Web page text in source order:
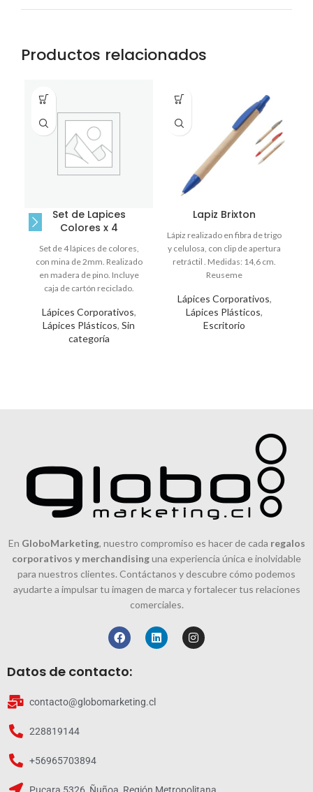
Productos relacionados
Set de Lapices
Colores x 4
Lápices Corporativos,
Lápices Plásticos, Sin
categoría
Set de 4 lápices de colores,
con mina de 2mm. Realizado
en madera de pino. Incluye
caja de cartón reciclado.
Lapiz Brixton
Lápices Corporativos,
Lápices Plásticos,
Escritorio
Lápiz realizado en fibra de trigo
y celulosa, con clip de apertura
retráctil . Medidas: 14,6 cm.
Reuseme
En GloboMarketing, nuestro compromiso es hacer de cada regalos
corporativos y merchandisinguna experiencia única e inolvidable
para nuestros clientes. Contáctanos y descubre cómo podemos
ayudarte a impulsar tu imagen de marca y fortalecer tus relaciones
comerciales.
Datos de contacto:
contacto@globomarketing.cl
228819144
+56965703894